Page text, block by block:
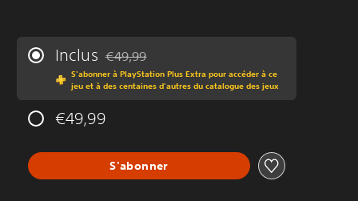
Inclus Remise par rapport au prix d'origine de €49,99
€49,99
S'abonner à PlayStation Plus Extra pour accéder à ce
jeu et à des centaines d'autres du catalogue des jeux
€49,99
S'abonner